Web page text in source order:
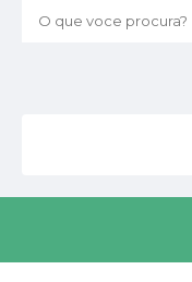
O que voce procura?